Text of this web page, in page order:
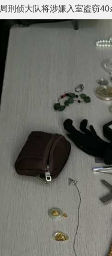
局刑侦大队将涉嫌入室盗窃